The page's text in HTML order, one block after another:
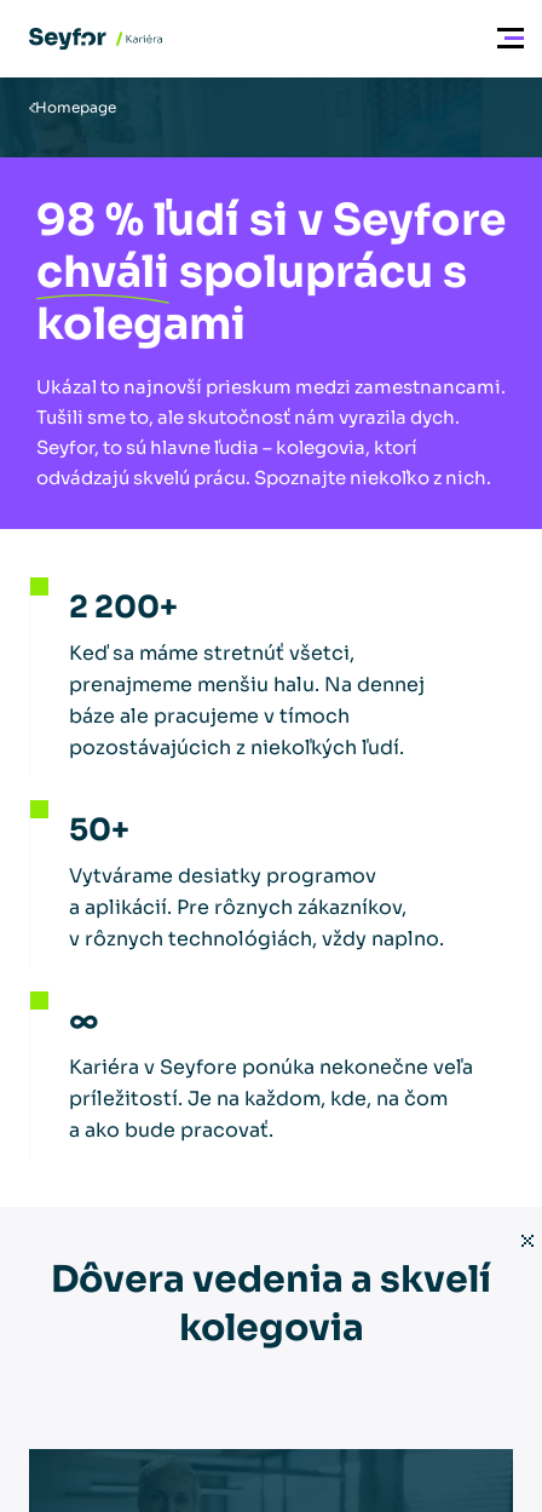
Homepage
98 % ľudí si v Seyfore
chváli spoluprácu s
kolegami
Ukázal to najnovší prieskum medzi zamestnancami.
Tušili sme to, ale skutočnosť nám vyrazila dych.
Seyfor, to sú hlavne ľudia – kolegovia, ktorí
odvádzajú skvelú prácu. Spoznajte niekoľko z nich.
2 200+
Keď sa máme stretnúť všetci,
prenajmeme menšiu halu. Na dennej
báze ale pracujeme v tímoch
pozostávajúcich z niekoľkých ľudí.
50+
Vytvárame desiatky programov
a aplikácií. Pre rôznych zákazníkov,
v rôznych technológiách, vždy naplno.
∞
Kariéra v Seyfore ponúka nekonečne veľa
príležitostí. Je na každom, kde, na čom
a ako bude pracovať.
Dôvera vedenia a skvelí
kolegovia